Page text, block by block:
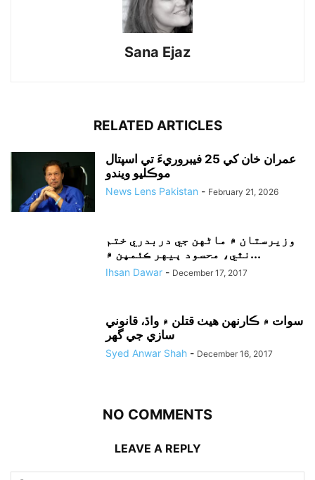
Sana Ejaz
RELATED ARTICLES
عمران خان کي 25 فيبروريءَ تي اسپتال
موڪليو ويندو
News Lens Pakistan - February 21, 2026
وزيرستان ۾ ماڻهن جي دربدري ختم
نٿي، محسود ٻيهر ڪئمپن ۾...
Ihsan Dawar - December 17, 2017
سوات ۾ ڪارنهن هيٺ قتلن ۾ واڌ، قانوني
سازي جي گهر
Syed Anwar Shah - December 16, 2017
NO COMMENTS
LEAVE A REPLY